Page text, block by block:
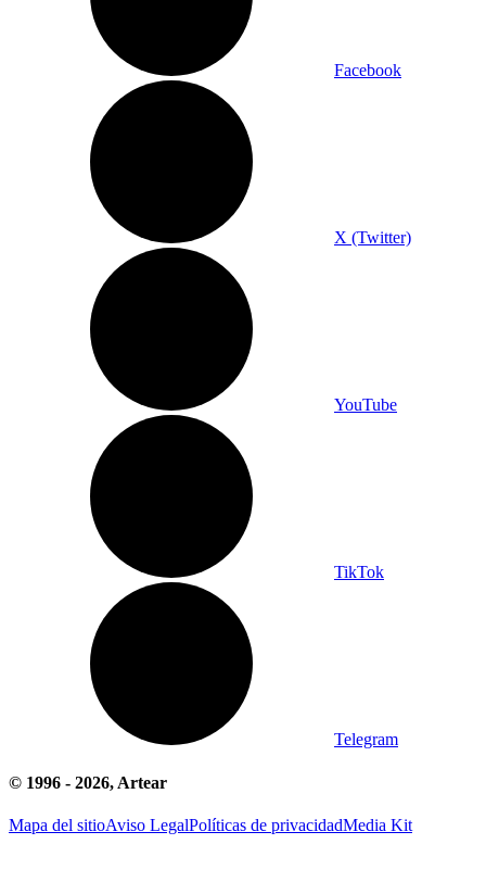
Facebook
X (Twitter)
YouTube
TikTok
Telegram
© 1996 - 2026, Artear
Mapa del sitioAviso LegalPolíticas de privacidadMedia Kit